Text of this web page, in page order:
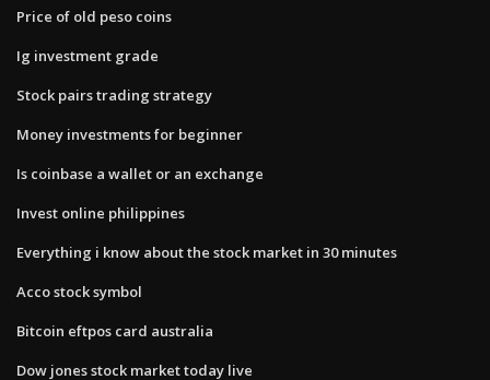
Price of old peso coins
Ig investment grade
Stock pairs trading strategy
Money investments for beginner
Is coinbase a wallet or an exchange
Invest online philippines
Everything i know about the stock market in 30 minutes
Acco stock symbol
Bitcoin eftpos card australia
Dow jones stock market today live